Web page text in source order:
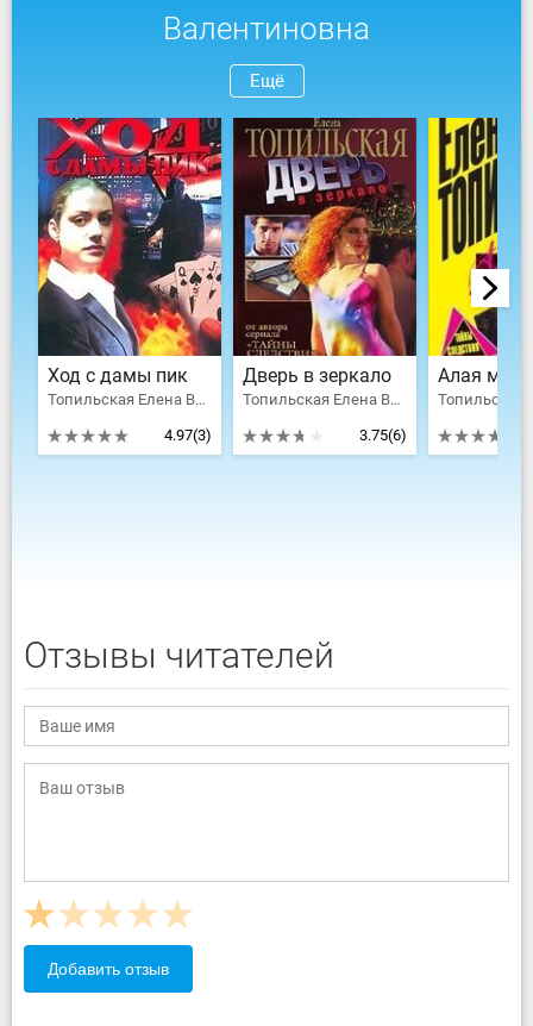
Валентиновна
Ещё
Ход с дамы пик
Топильская Елена Валентиновна
4.97(3)
Дверь в зеркало
Топильская Елена Валентиновна
3.75(6)
Алая
Отзывы читателей
Добавить отзыв